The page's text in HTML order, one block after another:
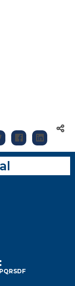
PQRSDF